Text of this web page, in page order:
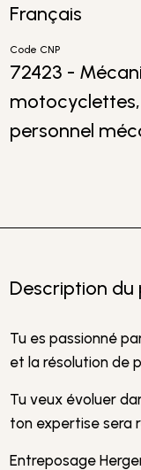
Français
Code CNP
72423 -
personnel
Description du
Tu es passionné
et la résolution de
Tu veux évoluer
ton expertise sera
Entreposage